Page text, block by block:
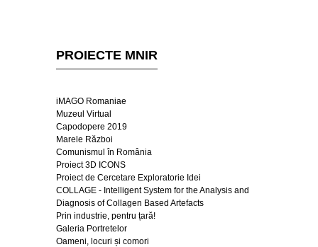
PROIECTE MNIR
iMAGO Romaniae
Muzeul Virtual
Capodopere 2019
Marele Război
Comunismul în România
Proiect 3D ICONS
Proiect de Cercetare Exploratorie Idei
COLLAGE - Intelligent System for the Analysis and
Diagnosis of Collagen Based Artefacts
Prin industrie, pentru țară!
Galeria Portretelor
Oameni, locuri și comori